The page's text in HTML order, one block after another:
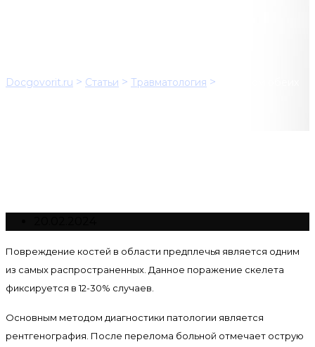
Docgovorit.ru > Статьи > Травматология >
Повреждение костей в области предплечья является одним
из самых распространенных. Данное поражение скелета
фиксируется в 12-30% случаев.
Основным методом диагностики патологии является
рентгенография. После перелома больной отмечает острую